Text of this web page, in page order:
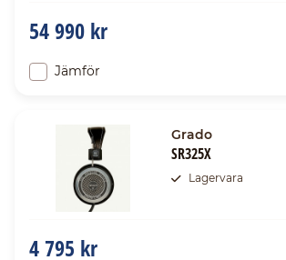
54 990 kr
Jämför
Grado
SR325X
Lagervara
4 795 kr